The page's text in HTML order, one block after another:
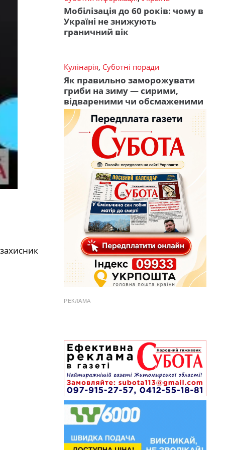
Мобілізація до 60 років: чому в
Україні не знижують
граничний вік
Кулінарія, Суботні поради
Як правильно заморожувати
гриби на зиму — сирими,
відвареними чи обсмаженими
РЕКЛАМА